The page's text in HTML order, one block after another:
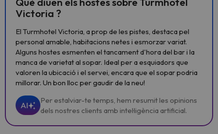
Victoria ?
El Turmhotel Victoria, a prop de les pistes, destaca pel
personal amable, habitacions netes i esmorzar variat.
Alguns hostes esmenten el tancament d'hora del bar i la
manca de varietat al sopar. Ideal per a esquiadors que
valoren la ubicació i el servei, encara que el sopar podria
millorar. Un bon lloc per gaudir de la neu!
AI
Per estalviar-te temps, hem resumit les opinions
dels nostres clients amb intel·ligència artificial.